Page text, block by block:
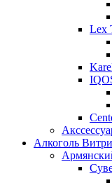
Lex
Алкоголь